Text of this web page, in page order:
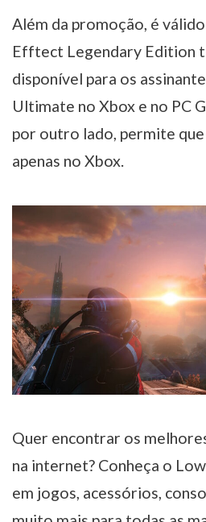
Além da promoção, é
Efftect Legendary Edition
disponível para os
Ultimate no Xbox e no PC
por outro lado, permite
apenas no Xbox.
Quer encontrar os
na internet? Conheça o
em jogos, acessórios,